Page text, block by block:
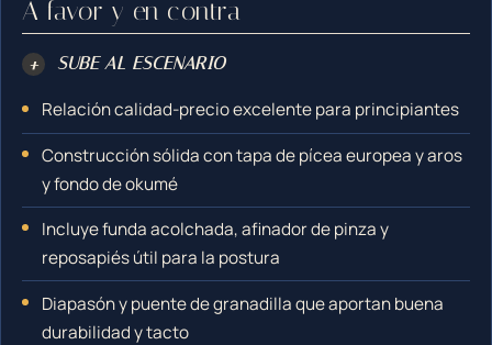
A favor y en contra
+ SUBE AL ESCENARIO
Relación calidad-precio excelente para principiantes
Construcción sólida con tapa de pícea europea y aros
y fondo de okumé
Incluye funda acolchada, afinador de pinza y
reposapiés útil para la postura
Diapasón y puente de granadilla que aportan buena
durabilidad y tacto